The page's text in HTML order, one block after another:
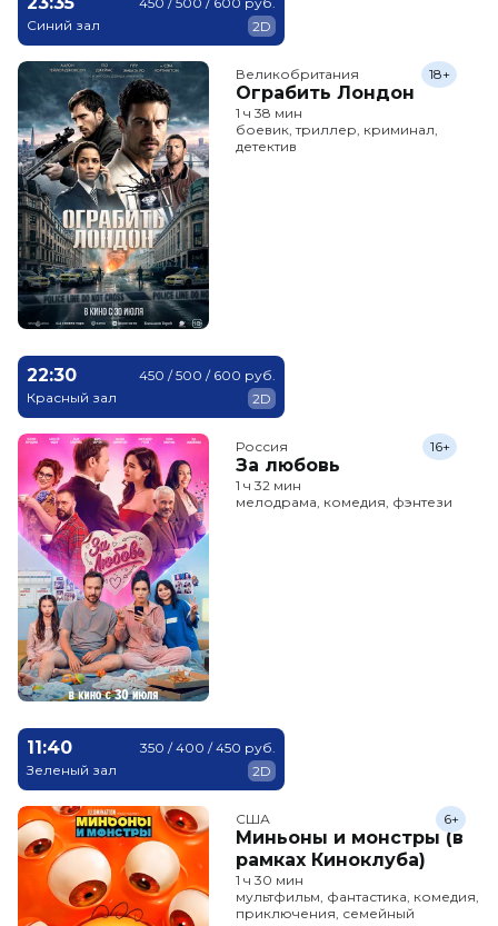
Синий зал
2D
Великобритания
Ограбить Лондон
18+
1 ч 38 мин
боевик, триллер, криминал,
детектив
22:30
Красный зал
450 / 500 / 600 руб.
2D
Россия
За любовь
16+
1 ч 32 мин
мелодрама, комедия, фэнтези
11:40
Зеленый зал
350 / 400 / 450 руб.
2D
США
Миньоны и монстры (в
рамках Киноклуба)
6+
1 ч 30 мин
мультфильм, фантастика, комедия,
приключения, семейный